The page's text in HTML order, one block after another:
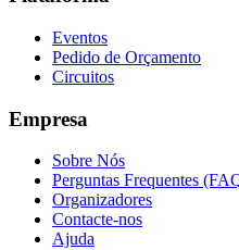
Eventos
Pedido de Orçamento
Circuitos
Empresa
Sobre Nós
Perguntas Frequentes
Organizadores
Contacte-nos
Ajuda